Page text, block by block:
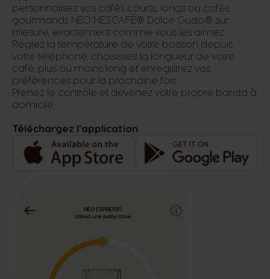
personnalisez vos cafés courts, longs ou cafés
gourmands NEO NESCAFÉ® Dolce Gusto® sur
mesure, exactement comme vous les aimez.
Réglez la température de votre boisson depuis
votre téléphone, choisissez la longueur de votre
café, plus ou moins long et enregistrez vos
préférences pour la prochaine fois.
Prenez le contrôle et devenez votre propre barista à
domicile.
Téléchargez l'application